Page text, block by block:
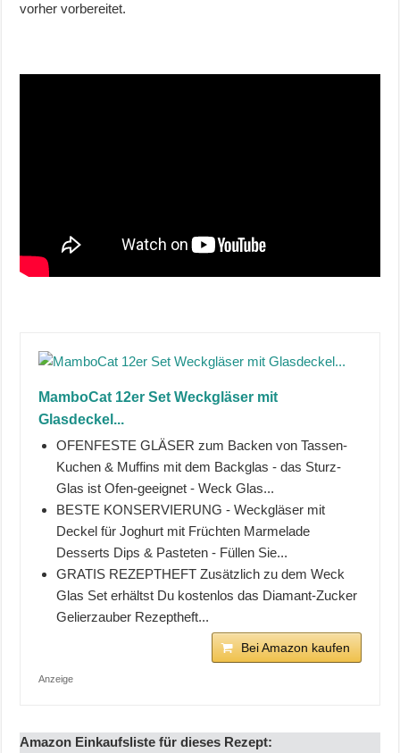
vorher vorbereitet.
MamboCat 12er Set Weckgläser mit
Glasdeckel...
OFENFESTE GLÄSER zum Backen von Tassen-
Kuchen & Muffins mit dem Backglas - das Sturz-
Glas ist Ofen-geeignet - Weck Glas...
BESTE KONSERVIERUNG - Weckgläser mit
Deckel für Joghurt mit Früchten Marmelade
Desserts Dips & Pasteten - Füllen Sie...
GRATIS REZEPTHEFT Zusätzlich zu dem Weck
Glas Set erhältst Du kostenlos das Diamant-Zucker
Gelierzauber Rezeptheft...
Bei Amazon kaufen
Anzeige
Amazon Einkaufsliste für dieses Rezept: